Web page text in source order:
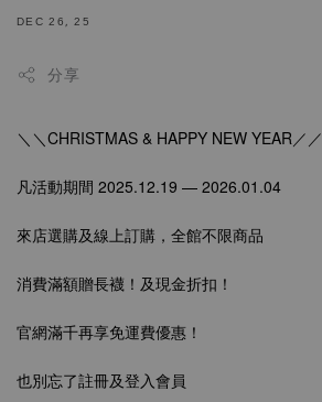
DEC 26, 25
分享
＼＼CHRISTMAS & HAPPY NEW YEAR／／
凡活動期間 2025.12.19 — 2026.01.04
來店選購及線上訂購 ，全館不限商品
消費滿額贈長襪！及現金折扣！
官網滿千再享免運費優惠！
也別忘了註冊及登入會員